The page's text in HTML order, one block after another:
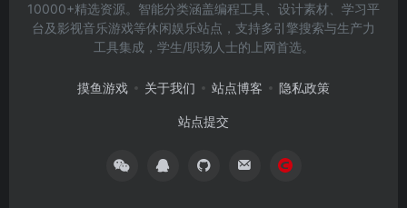
10000+精选资源。智能分类涵盖编程工具、设计素材、学习平
台及影视音乐游戏等休闲娱乐站点，支持多引擎搜索与生产力
工具集成，学生/职场人士的上网首选。
摸鱼游戏 关于我们 站点博客 隐私政策
站点提交